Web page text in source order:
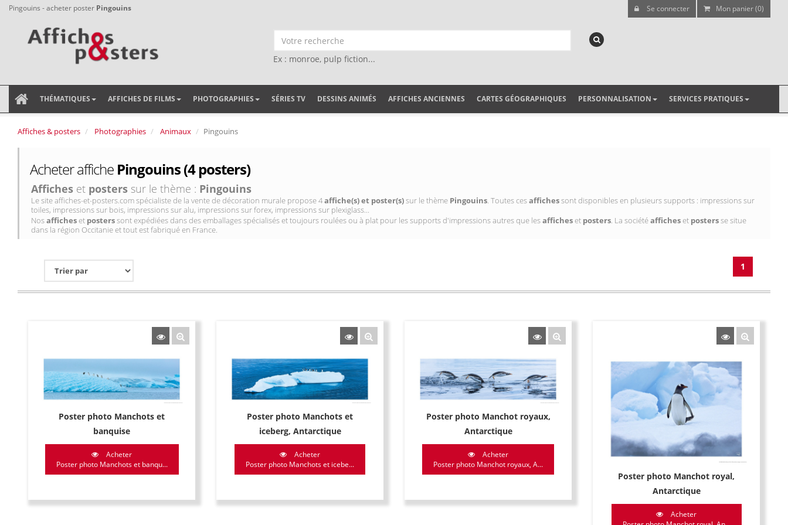
Pingouins - acheter poster Pingouins Se connecter Mon panier (0)
Ex : monroe, pulp fiction...
THÉMATIQUES AFFICHES DE FILMS PHOTOGRAPHIES SÉRIES TV DESSINS ANIMÉS AFFICHES ANCIENNES CARTES GÉOGRAPHIQUES PERSONNALISATION SERVICES PRATIQUES
Affiches & posters Photographies Animaux Pingouins
Acheter affiche Pingouins (4 posters)
Affiches et posters sur le thème : Pingouins
Le site affiches-et-posters.com spécialiste de la vente de décoration murale propose 4affiche(s) et poster(s)sur le thème Pingouins. Toutes cesaffichessont disponibles en plusieurs supports : impressions sur
toiles, impressions sur bois, impressions sur alu, impressions sur forex, impressions sur plexiglass...
Nosafficheset posterssont expédiées dans des emballages spécialisés et toujours roulées ou à plat pour les supports d'impressions autres que lesafficheset posters. La sociétéafficheset postersse situe
dans la région Occitanie et tout est fabriqué en France.
1
Poster photo Manchots et
banquise
Acheter
Poster photo Manchots et banqu...
Poster photo Manchots et
iceberg, Antarctique
Acheter
Poster photo Manchots et icebe...
Poster photo Manchot royaux,
Antarctique
Acheter
Poster photo Manchot royaux, A...
Poster photo Manchot royal,
Antarctique
Acheter